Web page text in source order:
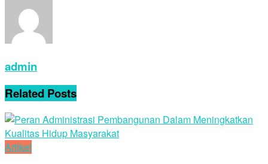
admin
Related Posts
Artikel